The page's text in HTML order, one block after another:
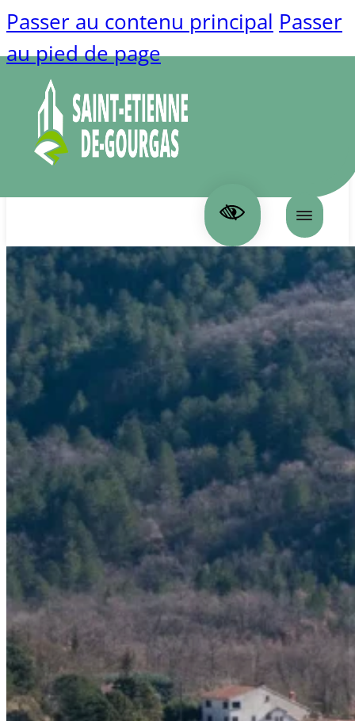
Passer au contenu principal Passer
au pied de page